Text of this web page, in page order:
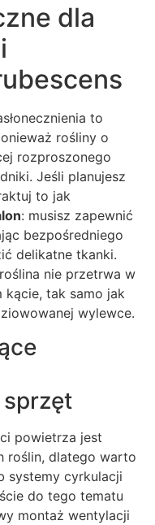
dla
to
rośliny o
rozproszonego
Jeśli planujesz
to jak
: musisz zapewnić
bezpośredniego
delikatne tkanki.
nie przetrwa w
kącie, tak samo jak
wylewce.
powietrza jest
roślin, dlatego warto
systemy cyrkulacji
do tego tematu
montaż wentylacji